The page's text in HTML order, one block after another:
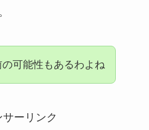
可能性もあるわよね
サーリンク